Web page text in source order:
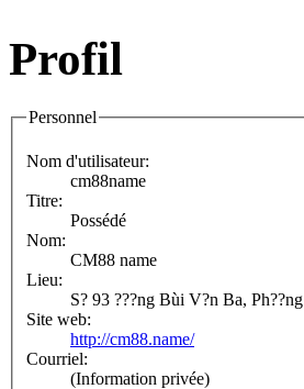
Profil
Personnel
Nom d'utilisateur:
cm88name
Titre:
Possédé
Nom:
CM88 name
Lieu:
S? 93 ???ng Bùi V?n Ba, Ph??ng
Site web:
http://cm88.name/
Courriel:
(Information privée)